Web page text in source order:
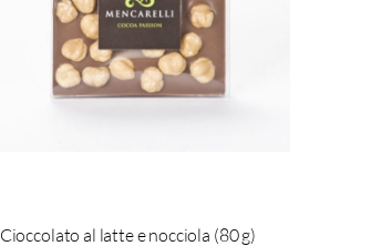
Cioccolato al latte e nocciola (80 g)